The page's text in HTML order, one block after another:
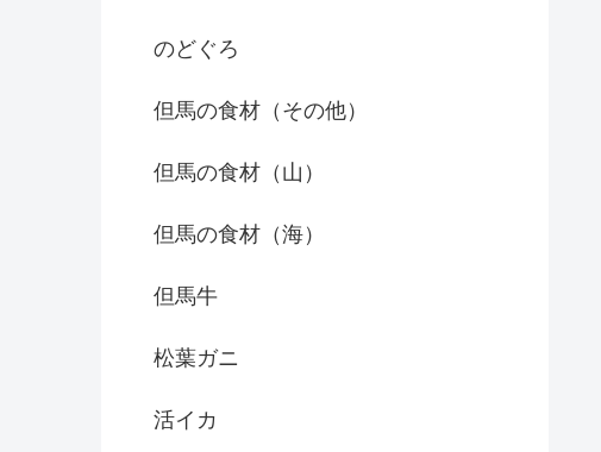
のどぐろ
但馬の食材（その他）
但馬の食材（山）
但馬の食材（海）
但馬牛
松葉ガニ
活イカ